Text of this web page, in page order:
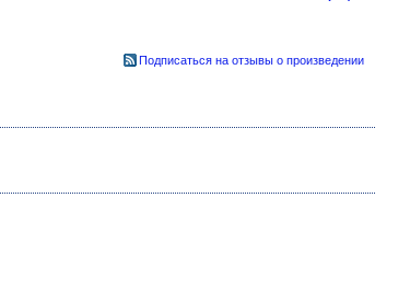
Подписаться на отзывы о произведении